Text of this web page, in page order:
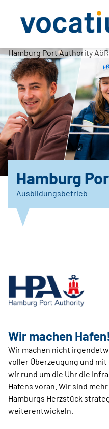
Hamburg Port Authority AöR
Hamburg
Ausbildungsbetrieb
Wir machen Hafen!
Wir machen nicht
voller Überzeugung und
wir rund um die Uhr die
Hafens voran. Wir sind
Hamburgs Herzstück
weiterentwickeln.